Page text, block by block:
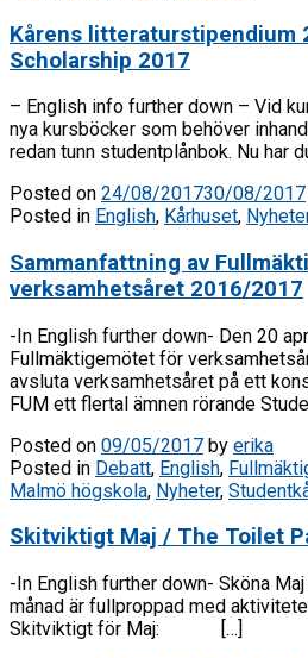
Kårens litteraturstipendium
Scholarship 2017
– English info further down – Vid
nya kursböcker som behöver
redan tunn studentplånbok. Nu har
Posted on 24/08/201730/08/2017
Posted in English, Kårhuset,
Sammanfattning av
verksamhetsåret 2016/2017
-In English further down- Den 20
Fullmäktigemötet för
avsluta verksamhetsåret på ett
FUM ett flertal ämnen rörande
Posted on 09/05/2017 by erika
Posted in Debatt, English,
Malmö högskola, Nyheter,
Skitviktigt Maj / The Toilet
-In English further down- Sköna
månad är fullproppad med
Skitviktigt för Maj: […]